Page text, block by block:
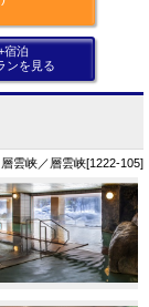
宿泊
ンを見る
雲峡／層雲峡[1222-105]